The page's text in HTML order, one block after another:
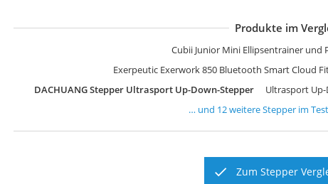
Produkte im
Cubii Junior Mini Ellipsentrainer und
Exerpeutic Exerwork 850 Bluetooth Smart Cloud
DACHUANG Stepper Ultrasport Up-Down-Stepper Ultrasport
Zipro
Kettler
Jocca
Hop-
Best
Best
ISO
Sinbide
… und 12weitereStepper im
Zum Stepper